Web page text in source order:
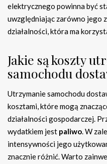
elektrycznego powinna być
uwzględniając zarówno jego
działalności, która ma
Jakie są koszty
samochodu
Utrzymanie samochodu
kosztami, które mogą
działalności gospodarczej.
wydatkiem jest paliwo. W
intensywności jego
znacznie różnić. Warto